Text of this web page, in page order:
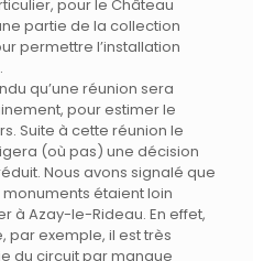
pour le Château
partie de la collection
permettre l’installation
qu’une réunion sera
pour estimer le
Suite à cette réunion le
(où pas) une décision
Nous avons signalé que
étaient loin
à Azay-le-Rideau. En effet,
par exemple, il est très
du circuit par manque